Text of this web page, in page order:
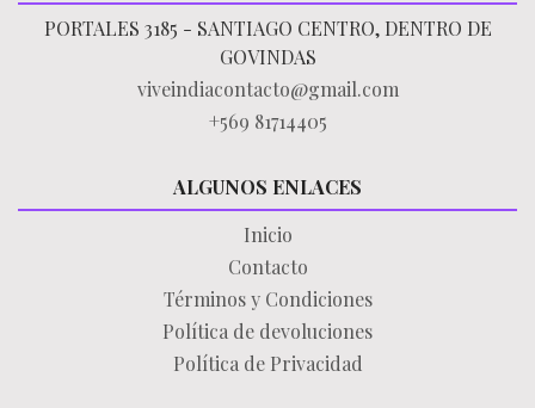
PORTALES 3185 - SANTIAGO CENTRO, DENTRO DE
GOVINDAS
viveindiacontacto@gmail.com
+569 81714405
ALGUNOS ENLACES
Inicio
Contacto
Términos y Condiciones
Política de devoluciones
Política de Privacidad